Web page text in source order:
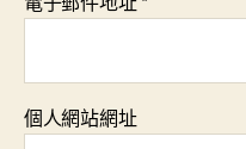
個人網站網址